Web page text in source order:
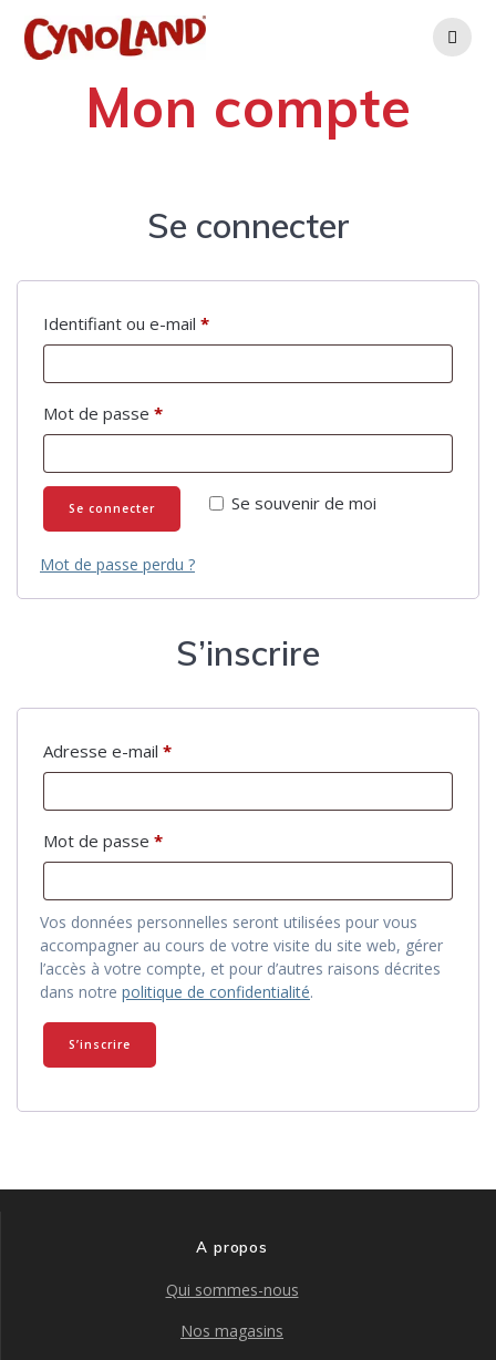
Mon compte
Se connecter
Identifiant ou e-mail *Obligatoire
Mot de passe *Obligatoire
Se souvenir de moi
Se connecter
Mot de passe perdu ?
S’inscrire
Adresse e-mail *Obligatoire
Mot de passe *Obligatoire
Vos données personnelles seront utilisées pour vous
accompagner au cours de votre visite du site web, gérer
l’accès à votre compte, et pour d’autres raisons décrites
dans notre politique de confidentialité.
S’inscrire
A propos
Qui sommes-nous
Nos magasins